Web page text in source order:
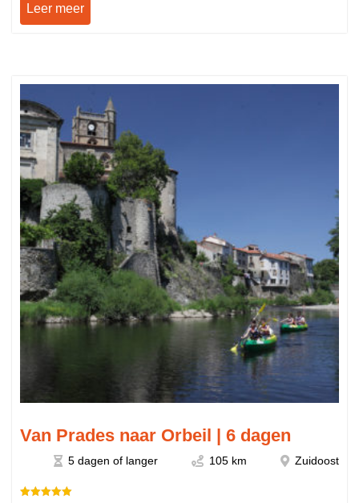
Leer meer
Van Prades naar Orbeil | 6 dagen
5 dagen of langer 105 km Zuidoost